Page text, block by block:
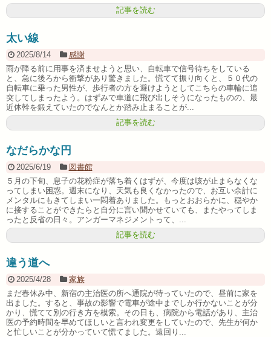
記事を読む
太い線
2025/8/14
感謝
雨が降る前に用事を済ませようと思い、自転車で信号待ちをしている
と、急に後ろから衝撃があり驚きました。慌てて振り向くと、５０代の
自転車に乗った男性が、歩行者の方を避けようとしてこちらの車輪に追
突してしまったよう。はずみで車道に飛び出しそうになったものの、最
近体幹を鍛えていたのでなんとか踏み止まることが...
記事を読む
なだらかな円
2025/6/19
図書館
５月の下旬、息子の花粉症が落ち着くはずが、今度は咳が止まらなくな
ってしまい困惑。週末になり、天気も良くなかったので、お互い余計に
メンタルにもきてしまい一悶着ありました。もっとおおらかに、穏やか
に接することができたらと自分に言い聞かせていても、またやってしま
ったと反省の日々。アンガーマネジメントって、...
記事を読む
違う道へ
2025/4/28
家族
まだ春休み中、新宿の主治医の所へ通院が待っていたので、昼前に家を
出ました。すると、事故の影響で電車が途中までしか行かないことが分
かり、慌てて別の行き方を模索。その日も、病院から電話があり、主治
医の予約時間を早めてほしいと言われ変更をしていたので、先生が何か
と忙しいことが分かっていて慌てました。遠回り...